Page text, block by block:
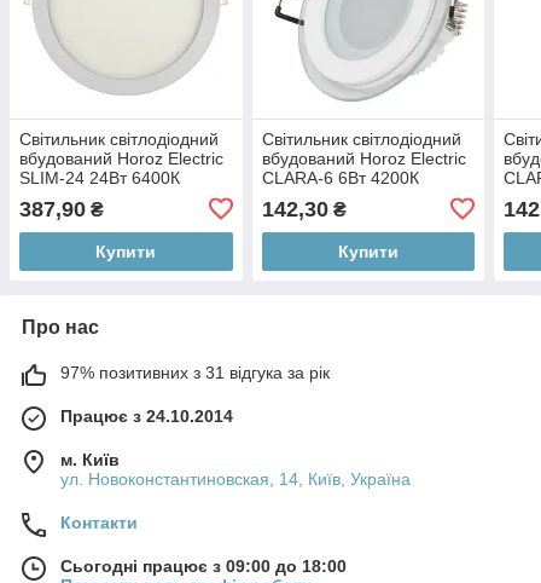
Світильник світлодіодний
вбудований Horoz Electric
SLIM-24 24Вт 6400К
040)
387,90 ₴
Купити
Світильник світлодіодний
вбудований Horoz Electric
CLARA-6 6Вт 4200К
480Лм (016-016-0006-030)
142,30₴
Купити
Про нас
97% позитивних з 31 відгука за рік
Працює з 24.10.2014
м. Київ
ул. Новоконстантиновская, 14, Київ, Україна
Контакти
Сьогодні працює з 09:00 до 18:00